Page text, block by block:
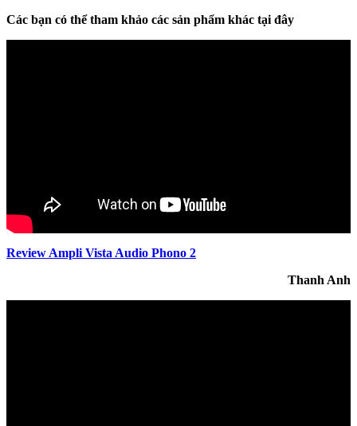
Các bạn có thể tham khảo các sản phẩm khác tại đây
Review Ampli Vista Audio Phono 2
Thanh Anh